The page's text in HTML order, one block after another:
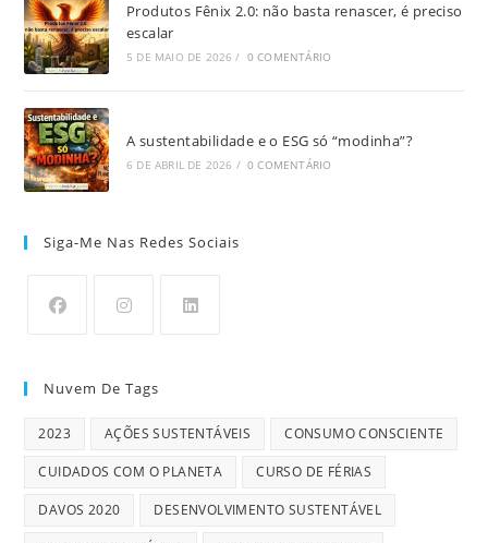
Produtos Fênix 2.0: não basta renascer, é preciso
escalar
5 DE MAIO DE 2026 / 0 COMENTÁRIO
A sustentabilidade e o ESG só “modinha”?
6 DE ABRIL DE 2026 / 0 COMENTÁRIO
Siga-Me Nas Redes Sociais
Nuvem De Tags
2023 AÇÕES SUSTENTÁVEIS CONSUMO CONSCIENTE
CUIDADOS COM O PLANETA CURSO DE FÉRIAS
DAVOS 2020 DESENVOLVIMENTO SUSTENTÁVEL